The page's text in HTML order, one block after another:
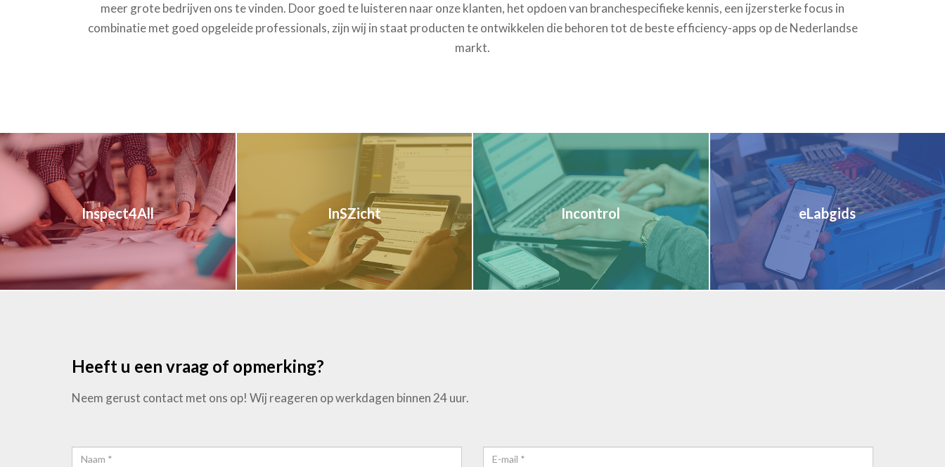
meer grote bedrijven ons te vinden. Door goed te luisteren naar onze klanten, het opdoen van branchespecifieke kennis, een ijzersterke focus in
combinatie met goed opgeleide professionals, zijn wij in staat producten te ontwikkelen die behoren tot de beste efficiency-apps op de Nederlandse
markt.
Inspect4All InSZicht Incontrol eLabgids
Heeft u een vraag of opmerking?
Neem gerust contact met ons op! Wij reageren op werkdagen binnen 24 uur.
Naam*
E-